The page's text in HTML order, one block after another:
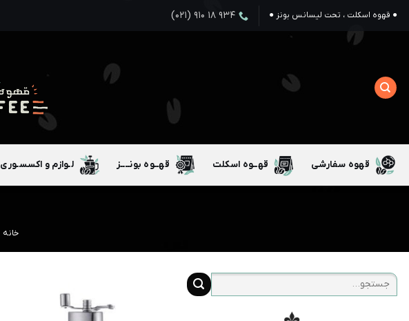
● قهوه اسکلت ، تحت لیسانس بونز ● ۹۳۴ ۱۸ ۹۱۰ (۰۲۱)
قهوه سفارشی قهــوه اسکلت قهــوه بونــــز لـوازم و اکسسـوری
خانه
جستجو
برای: